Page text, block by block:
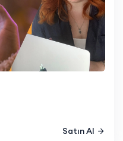
Satın Al